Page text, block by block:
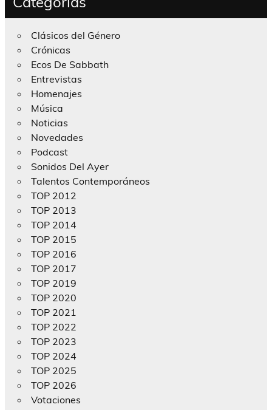
Clásicos del Género
Crónicas
Ecos De Sabbath
Entrevistas
Homenajes
Música
Noticias
Novedades
Podcast
Sonidos Del Ayer
Talentos Contemporáneos
TOP 2012
TOP 2013
TOP 2014
TOP 2015
TOP 2016
TOP 2017
TOP 2019
TOP 2020
TOP 2021
TOP 2022
TOP 2023
TOP 2024
TOP 2025
TOP 2026
Votaciones